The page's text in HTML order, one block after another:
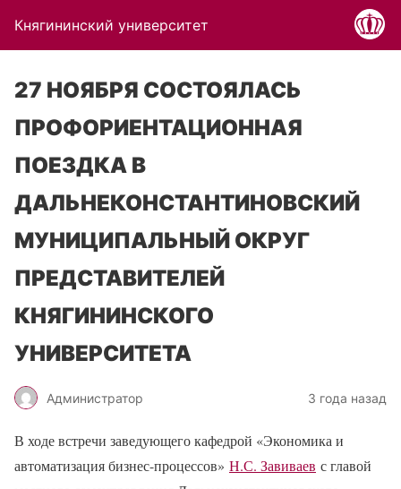
Княгининский университет
27 НОЯБРЯ СОСТОЯЛАСЬ
ПРОФОРИЕНТАЦИОННАЯ
ПОЕЗДКА В
ДАЛЬНЕКОНСТАНТИНОВСКИЙ
МУНИЦИПАЛЬНЫЙ ОКРУГ
ПРЕДСТАВИТЕЛЕЙ
КНЯГИНИНСКОГО
УНИВЕРСИТЕТА
Администратор 3 года назад
В ходе встречи заведующего кафедрой «Экономика и
автоматизация бизнес-процессов» Н.С. Завиваев с главой